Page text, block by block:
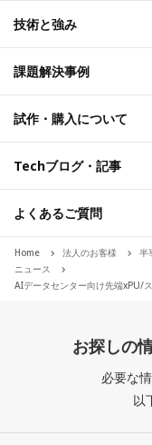
技術と強み
課題解決事例
試作・購入について
Techブログ・記事
よくあるご質問
Home 法人のお客様 半
ニュース
AIデータセンター向け先端xPU/
お探しの
必要な
以